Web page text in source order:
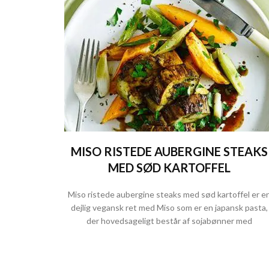
MISO RISTEDE AUBERGINE STEAKS
MED SØD KARTOFFEL
Miso ristede aubergine steaks med sød kartoffel er
dejlig vegansk ret med Miso som er en japansk pasta,
der hovedsageligt består af sojabønner med